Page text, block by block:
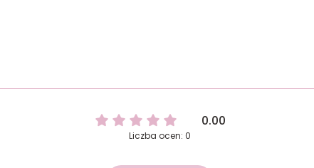
0.00
Liczba ocen: 0